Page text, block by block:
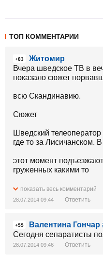
ТОП КОММЕНТАРИИ
+83
Житомир
Вчера шведское ТВ в
показало сюжет
всю Скандинавию.
Сюжет
Шведский
где то за Лисичанском. В
этот момент
груженных какими то
баулами, мешками и т.д.
Царские генеральские
перевязи аксельбантов
показать весь комментарий
28.07.2014 09:44 Ответить
+55
Валентина Гончар
Сегодня сепаратисты
28.07.2014 09:46 Ответить